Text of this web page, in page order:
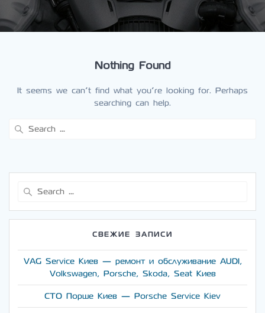
Nothing Found
It seems we can’t find what you’re looking for. Perhaps
searching can help.
СВЕЖИЕ ЗАПИСИ
VAG Service Киев — ремонт и обслуживание AUDI,
Volkswagen, Porsche, Skoda, Seat Киев
СТО Порше Киев — Porsche Service Kiev